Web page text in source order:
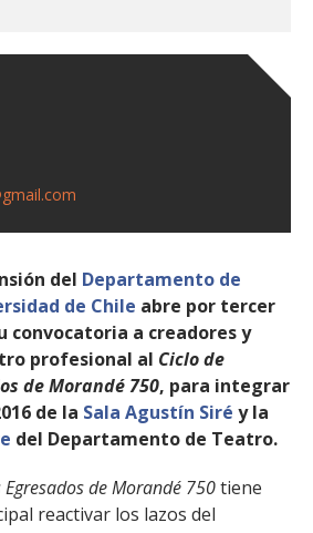
del Departamento de
de Chile abre por tercer
convocatoria a creadores y
profesional al Ciclo de
de Morandé 750, para integrar
de la Sala Agustín Siré y la
del Departamento de Teatro.
Egresados de Morandé 750tiene
reactivar los lazos del